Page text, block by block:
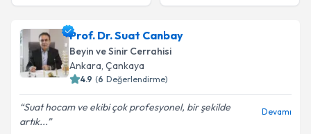
Prof. Dr. Suat Canbay
Beyin ve Sinir Cerrahisi
Ankara, Çankaya
4.9 (6 Değerlendirme)
Suat hocam ve ekibi çok profesyonel, bir şekilde
artık...
Devamı